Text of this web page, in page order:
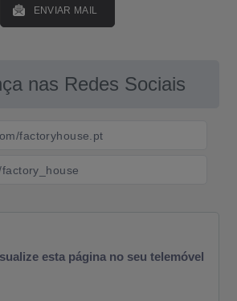
ENVIAR MAIL
nas Redes Sociais
factoryhouse.pt
esta página no seu telemóvel